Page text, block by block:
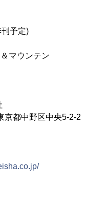
予定)
マウンテン
都中野区中央5-2-2